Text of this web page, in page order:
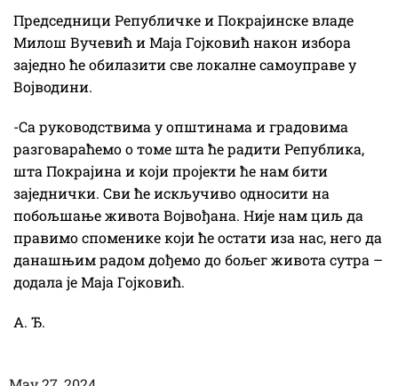
Председници Републичке и Покрајинске владе
Милош Вучевић и Маја Гојковић након избора
заједно ће обилазити све локалне самоуправе у
Војводини.
-Са руководствима у општинама и градовима
разговараћемо о томе шта ће радити Република,
шта Покрајина и који пројекти ће нам бити
заједнички. Сви ће искључиво односити на
побољшање живота Војвођана. Није нам циљ да
правимо споменике који ће остати иза нас, него да
данашњим радом дођемо до бољег живота сутра –
додала је Маја Гојковић.
А. Ђ.